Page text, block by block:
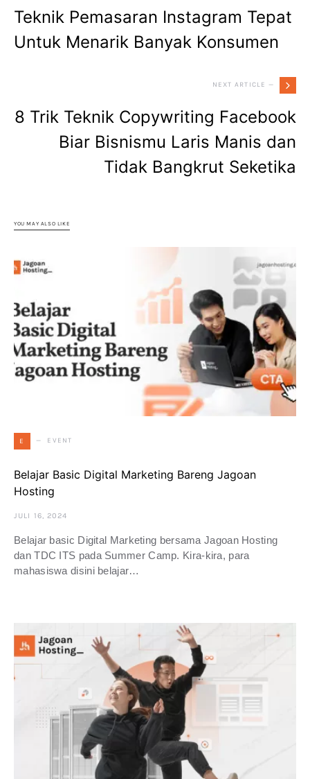
Teknik Pemasaran Instagram Tepat
Untuk Menarik Banyak Konsumen
NEXT ARTICLE —
8 Trik Teknik Copywriting Facebook
Biar Bisnismu Laris Manis dan
Tidak Bangkrut Seketika
YOU MAY ALSO LIKE
E EVENT
Belajar Basic Digital Marketing Bareng Jagoan
Hosting
JULI 16, 2024
Belajar basic Digital Marketing bersama Jagoan Hosting
dan TDC ITS pada Summer Camp. Kira-kira, para
mahasiswa disini belajar…